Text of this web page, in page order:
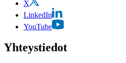
X
LinkedIn
YouTube
Yhteystiedot